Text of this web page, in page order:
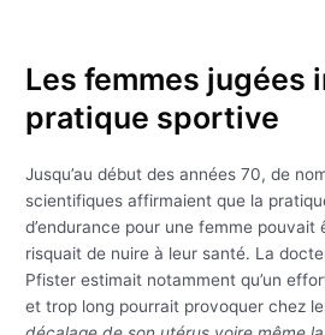
Les femmes jugées
pratique sportive
Jusqu’au début des années 70, de
scientifiques affirmaient que la
d’endurance pour une femme
risquait de nuire à leur santé. La
Pfister estimait notamment qu’un
et trop long pourrait provoquer chez